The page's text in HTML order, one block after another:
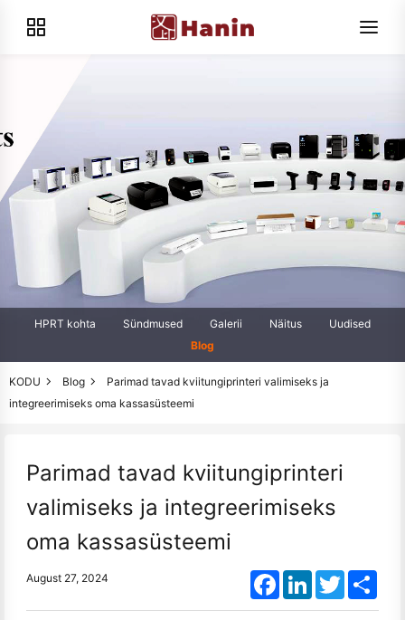
HPRT kohta Sündmused Galerii Näitus
Uudised
Blog
KODU Blog
Parimad tavad kviitungiprinteri valimiseks ja
integreerimiseks oma kassasüsteemi
Parimad tavad kviitungiprinteri
valimiseks ja integreerimiseks
oma kassasüsteemi
August 27, 2024 FacebookLinkedInTwitter